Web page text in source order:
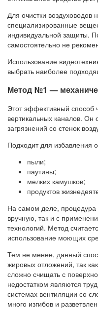
Для очистки воздуховодов
специализированные
индивидуальной защиты.
самостоятельно не
Использование
выбрать наиболее
Метод №1 —
Этот эффективный способ
вертикальных каналов.
загрязнений со стенок
Подходит для избавления
пыли;
паутины;
мелких камушков;
продуктов
На самом деле, процедура
вручную, так и с
технологий. Метод
использование моющих
Тем не менее, данный
жировых отложений, так
сложно счищать с
недостатком являются
системах вентиляции со
много изгибов и